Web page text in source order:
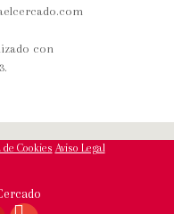
con
de Cookies Aviso Legal